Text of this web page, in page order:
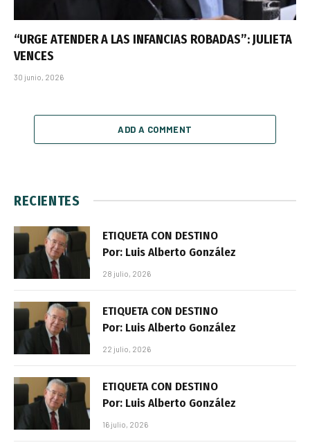
“URGE ATENDER A LAS INFANCIAS ROBADAS”: JULIETA
VENCES
30 junio, 2026
ADD A COMMENT
RECIENTES
ETIQUETA CON DESTINO
Por: Luis Alberto González
28 julio, 2026
ETIQUETA CON DESTINO
Por: Luis Alberto González
22 julio, 2026
ETIQUETA CON DESTINO
Por: Luis Alberto González
16 julio, 2026